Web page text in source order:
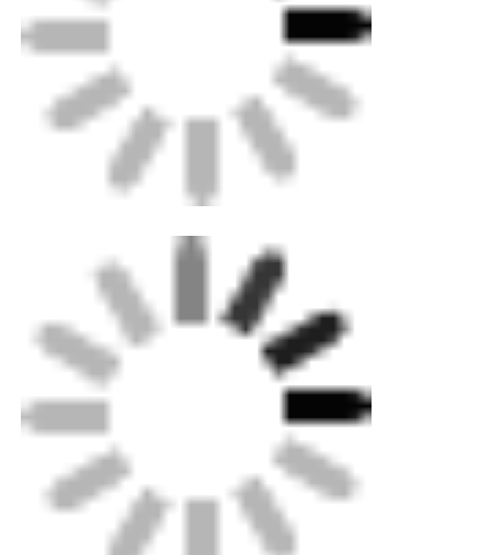
О Компании
Наша фабрика
контроль качества
контактные данные
Blog
Отправить запрос
сварная машина с термоядерной сваркой
Сварная машина для сварки труб